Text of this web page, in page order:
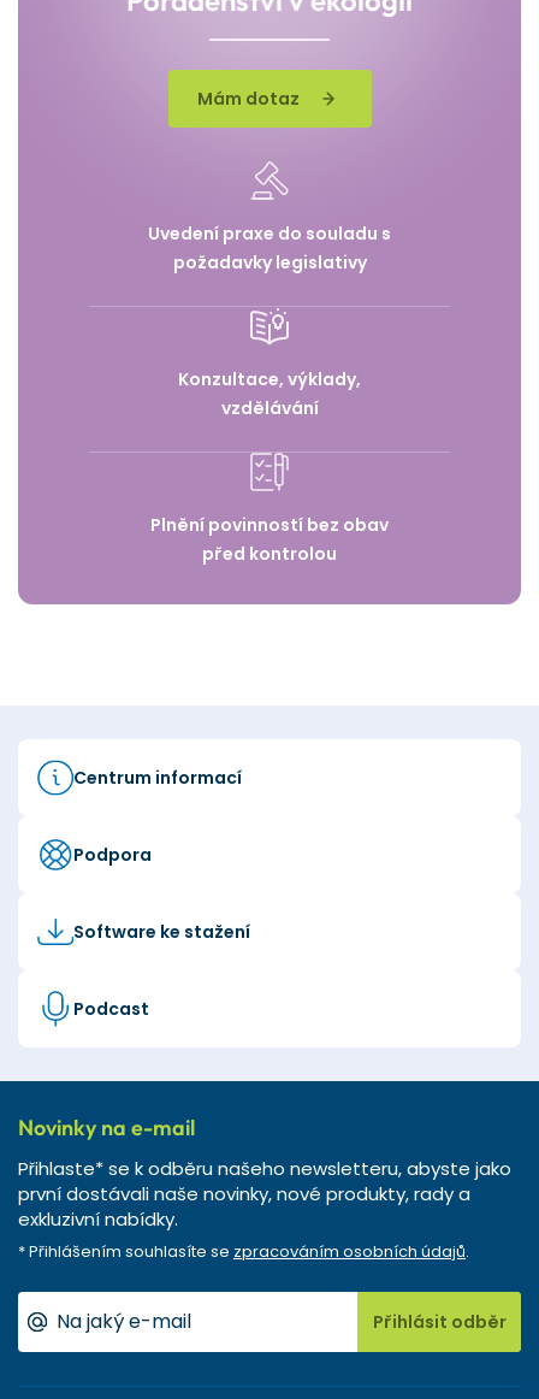
Mám dotaz
Uvedení praxe do souladu s
požadavky legislativy
Konzultace, výklady,
vzdělávání
Plnění povinností bez obav
před kontrolou
Centrum informací
Podpora
Software ke stažení
Podcast
Novinky na e-mail
Přihlaste* se k odběru našeho newsletteru, abyste jako
první dostávali naše novinky, nové produkty, rady a
exkluzivní nabídky.
* Přihlášením souhlasíte se zpracováním osobních údajů.
Přihlásit odběr